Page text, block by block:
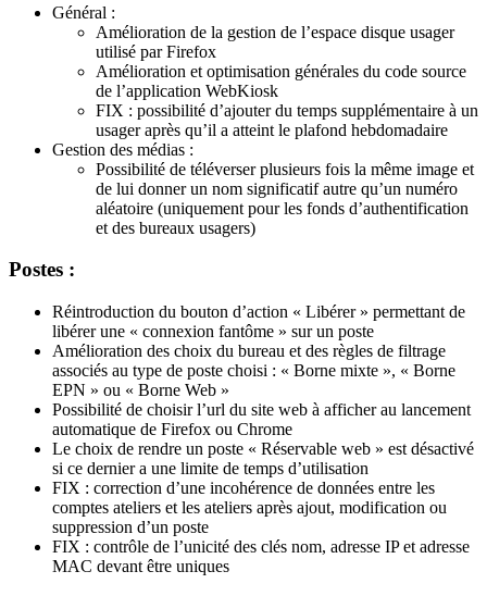
Général :
Amélioration de la gestion de l’espace disque usager
utilisé par Firefox
Amélioration et optimisation générales du code source
de l’application WebKiosk
FIX : possibilité d’ajouter du temps supplémentaire à un
usager après qu’il a atteint le plafond hebdomadaire
Gestion des médias :
Possibilité de téléverser plusieurs fois la même image et
de lui donner un nom significatif autre qu’un numéro
aléatoire (uniquement pour les fonds d’authentification
et des bureaux usagers)
Postes :
Réintroduction du bouton d’action « Libérer » permettant de
libérer une « connexion fantôme » sur un poste
Amélioration des choix du bureau et des règles de filtrage
associés au type de poste choisi : « Borne mixte », « Borne
EPN » ou « Borne Web »
Possibilité de choisir l’url du site web à afficher au lancement
automatique de Firefox ou Chrome
Le choix de rendre un poste « Réservable web » est désactivé
si ce dernier a une limite de temps d’utilisation
FIX : correction d’une incohérence de données entre les
comptes ateliers et les ateliers après ajout, modification ou
suppression d’un poste
FIX : contrôle de l’unicité des clés nom, adresse IP et adresse
MAC devant être uniques